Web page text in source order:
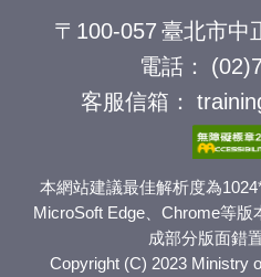
〒100-057 臺北市中
電話：
客服信箱：
本網站建議最佳解析度為
MicroSoft Edge、Chrome等版
成部分版面錯
Copyright (C) 2023 Ministry